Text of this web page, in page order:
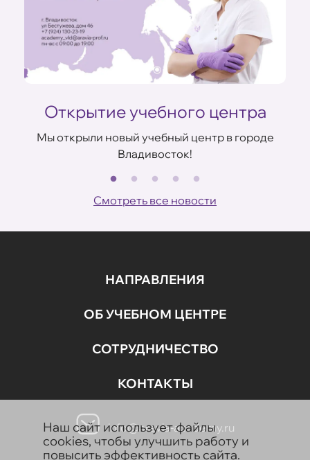
Открытие учебного центра
Мы открыли новый учебный центр в городе
Владивосток!
Смотреть все новости
НАПРАВЛЕНИЯ
ОБ УЧЕБНОМ ЦЕНТРЕ
СОТРУДНИЧЕСТВО
КОНТАКТЫ
info@aravia-academy.ru
Наш сайт использует файлы
cookies, чтобы улучшить работу и
повысить эффективность сайта.